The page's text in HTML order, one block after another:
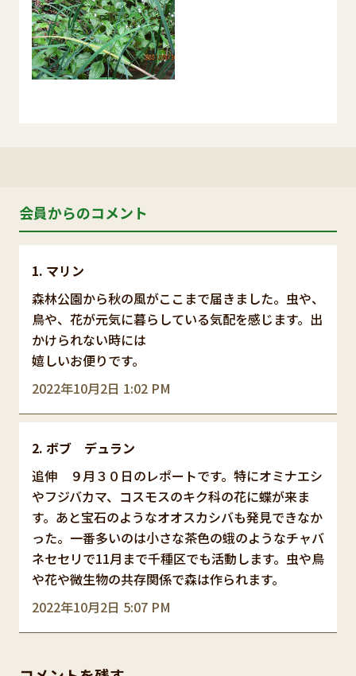
会員からのコメント
マリン
2022年10月2日 1:02 PM
森林公園から秋の風がここまで届きました。虫や、
鳥や、花が元気に暮らしている気配を感じます。出
かけられない時には
嬉しいお便りです。
ボブ デュラン
2022年10月2日 5:07 PM
追伸 ９月３０日のレポートです。特にオミナエシ
やフジバカマ、コスモスのキク科の花に蝶が来ま
す。あと宝石のようなオオスカシバも発見できなか
った。一番多いのは小さな茶色の蛾のようなチャバ
ネセセリで11月まで千種区でも活動します。虫や鳥
や花や微生物の共存関係で森は作られます。